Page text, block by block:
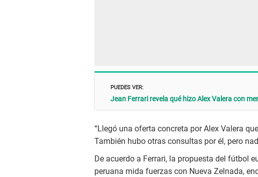
PUEDES VER:
Jean Ferrari revela qué hizo Alex Valera con
“Llegó una oferta concreta por Alex Valera
También hubo otras consultas por él, pero
De acuerdo a Ferrari, la propuesta del fútbol
peruana mida fuerzas con Nueva Zelnada,